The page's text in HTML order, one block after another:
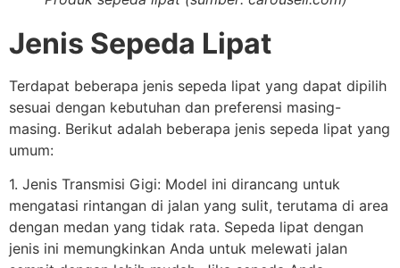
Jenis Sepeda Lipat
Terdapat beberapa jenis sepeda lipat yang dapat dipilih
sesuai dengan kebutuhan dan preferensi masing-
masing. Berikut adalah beberapa jenis sepeda lipat yang
umum:
1. Jenis Transmisi Gigi: Model ini dirancang untuk
mengatasi rintangan di jalan yang sulit, terutama di area
dengan medan yang tidak rata. Sepeda lipat dengan
jenis ini memungkinkan Anda untuk melewati jalan